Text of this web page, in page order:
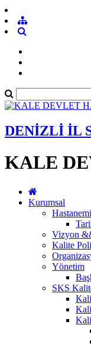
DENİZLİ İL
KALE
Kurumsal
Vizyon
Kalite
Yönetim
SKS